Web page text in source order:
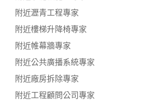
附近瀝青工程專家
附近樓梯升降椅專家
附近帷幕牆專家
附近公共廣播系統專家
附近廠房拆除專家
附近工程顧問公司專家